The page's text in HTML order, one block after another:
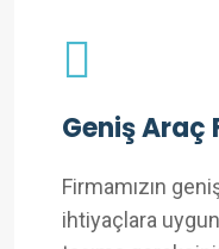
Geniş Araç
Firmamızın
ihtiyaçlara